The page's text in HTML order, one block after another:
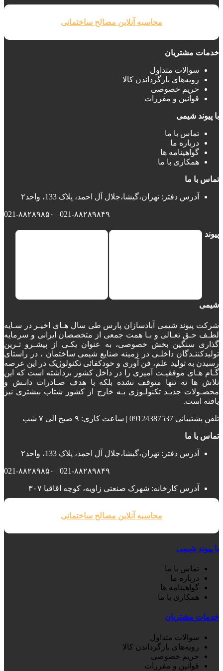
محاسبه آنلاین مصالح ساختمانی
خدمات مشتریان
سوالات متداول
رویه‌های بازگرداندن کالا
حریم خصوصی
قوانین و مقررات
با پیوند شیمی
تماس با ما
درباره ما
گواهینامه ها
همکاری با ما
تماس با ما
آدرس دفتر: تهران،گیشا،جلال آل احمد، پلاک 133، واحد۲
021-۸۸۲۸۹۸۴۹ | 021-۸۸۲۸۹۸۵۰
پیوند
شیمی
شرکت پیوند شیمی آبادسازان پارس طی سال هـای اخیـر در سـایه
لطـف حـق تعـالی و بـا همت جمعی از متخصصان ایرانی و سرمایه
گذاری سنگین بخش خصوصی، به عنوان یکـی از پیشـرو تـرین
تولیدکننـدگان داخلـی در زمینه صنایع شیمی ساختمان ، در راستای
رسیدن به تولید علم، فن آوری و خودکفائی تکنولوژیک در این عرصه
گـام هـای موفقیـت آمیزی را در داخل کشور برداشته است که این
تلاش ها نه تنها متوقف نشده بلکه با هدف صـادرات دانـش و
محصـولات جدیـد تکنولـوژی بـه خارج از کشور شتاب بیشتری نیز
یافته است.
تلفن پشتیبانی 09124387537 | ساعت کاری: ۹ صبح الی ۷ شب
تماس با ما
آدرس دفتر: تهران،گیشا،جلال آل احمد، پلاک 133، واحد۲
021-۸۸۲۸۹۸۴۹ | 021-۸۸۲۸۹۸۵۰
آدرس کارخانه: شهرک صنعتی زاویه، کوچه اقاقیا ۳۰۷
محاسبه آنلاین مصالح ساختمانی
با پیوند شیمی
تماس با ما
درباره ما
گواهینامه ها
همکاری با ما
خدمات مشتریان
سوالات متداول
رویه‌های بازگرداندن کالا
حریم خصوصی
قوانین و مقررات